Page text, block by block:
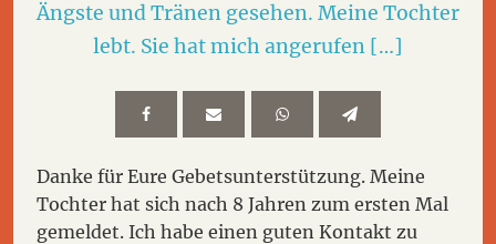
Ängste und Tränen gesehen. Meine Tochter
lebt. Sie hat mich angerufen […]
Danke für Eure Gebetsunterstützung. Meine
Tochter hat sich nach 8 Jahren zum ersten Mal
gemeldet. Ich habe einen guten Kontakt zu